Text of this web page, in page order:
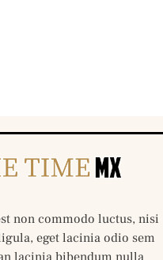
non commodo luctus, nisi
eget lacinia odio sem
lacinia bibendum nulla